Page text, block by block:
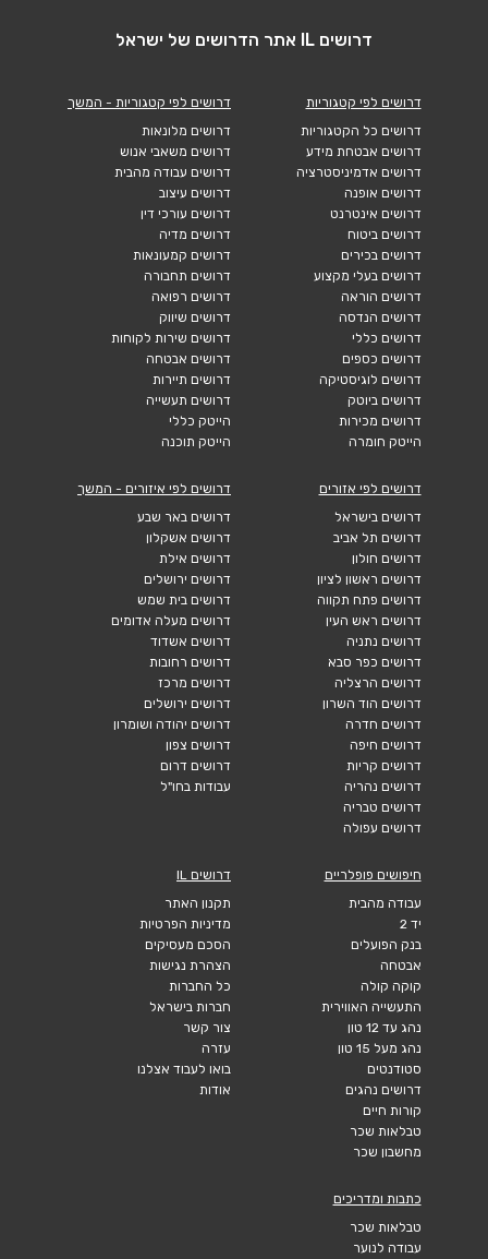
דרושים IL אתר הדרושים של ישראל
דרושים לפי קטגוריות
דרושים כל הקטגוריות
דרושים אבטחת מידע
דרושים אדמיניסטרציה
דרושים אופנה
דרושים אינטרנט
דרושים ביטוח
דרושים בכירים
דרושים בעלי מקצוע
דרושים הוראה
דרושים הנדסה
דרושים כללי
דרושים כספים
דרושים לוגיסטיקה
דרושים ביוטק
דרושים מכירות
הייטק חומרה
דרושים לפי קטגוריות - המשך
דרושים מלונאות
דרושים משאבי אנוש
דרושים עבודה מהבית
דרושים עיצוב
דרושים עורכי דין
דרושים מדיה
דרושים קמעונאות
דרושים תחבורה
דרושים רפואה
דרושים שיווק
דרושים שירות לקוחות
דרושים אבטחה
דרושים תיירות
דרושים תעשייה
הייטק כללי
הייטק תוכנה
דרושים לפי אזורים
דרושים בישראל
דרושים תל אביב
דרושים חולון
דרושים ראשון לציון
דרושים פתח תקווה
דרושים ראש העין
דרושים נתניה
דרושים כפר סבא
דרושים הרצליה
דרושים הוד השרון
דרושים חדרה
דרושים חיפה
דרושים קריות
דרושים נהריה
דרושים טבריה
דרושים עפולה
דרושים לפי איזורים - המשך
דרושים באר שבע
דרושים אשקלון
דרושים אילת
דרושים ירושלים
דרושים בית שמש
דרושים מעלה אדומים
דרושים אשדוד
דרושים רחובות
דרושים מרכז
דרושים ירושלים
דרושים יהודה ושומרון
דרושים צפון
דרושים דרום
עבודות בחו"ל
חיפושים פופלריים
עבודה מהבית
יד 2
בנק הפועלים
אבטחה
קוקה קולה
התעשייה האווירית
נהג עד 12 טון
נהג מעל 15 טון
סטודנטים
דרושים נהגים
קורות חיים
טבלאות שכר
מחשבון שכר
דרושים IL
תקנון האתר
מדיניות הפרטיות
הסכם מעסיקים
הצהרת נגישות
כל החברות
חברות בישראל
צור קשר
עזרה
בואו לעבוד אצלנו
אודות
כתבות ומדריכים
טבלאות שכר
עבודה לנוער